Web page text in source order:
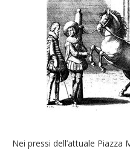
Nei pressi dell’attuale